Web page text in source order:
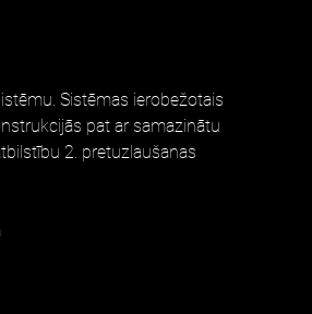
Sistēmas ierobežotais
pat ar samazinātu
2. pretuzlaušanas